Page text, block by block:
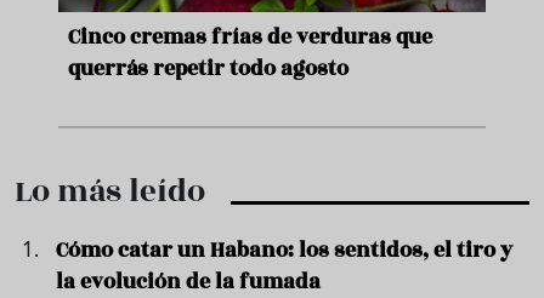
Cinco cremas frías de verduras que
querrás repetir todo agosto
Lo más leído
Cómo catar un Habano: los sentidos, el tiro y
la evolución de la fumada